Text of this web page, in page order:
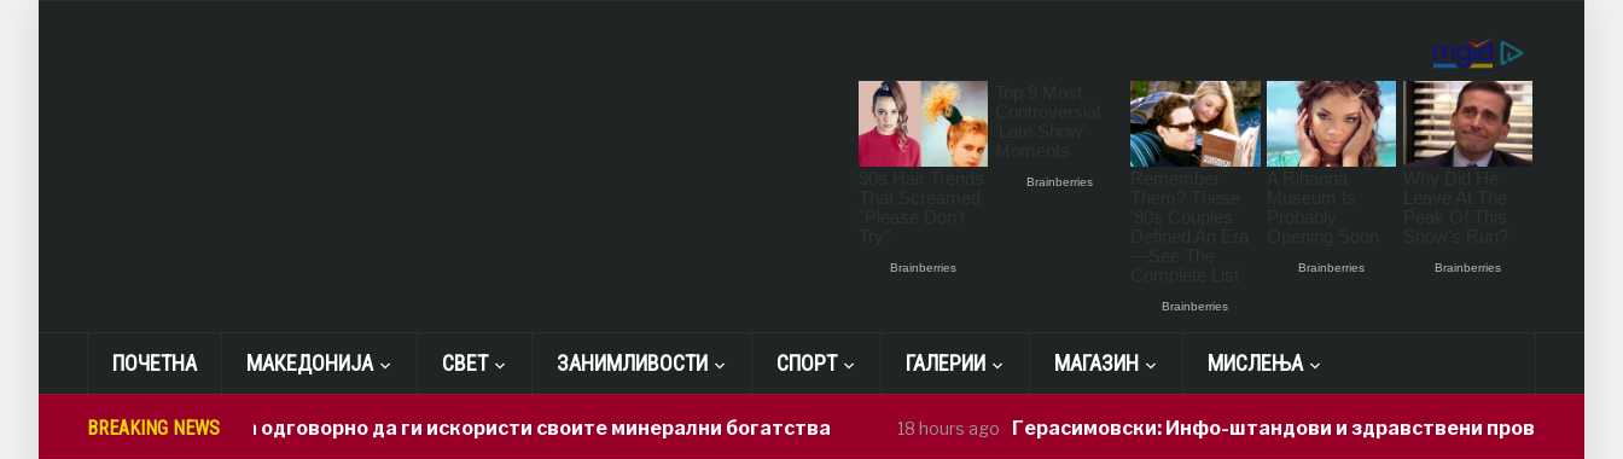
ПОЧЕТНА МАКЕДОНИЈА СВЕТ ЗАНИМЛИВОСТИ СПОРТ ГАЛЕРИИ МАГАЗИН МИСЛЕЊА
BREAKING NEWS
треба одговорно да ги искористи своите минерални богатства 18 hours ago Герасимовски: Инфо-штандови и здравствени проверки за